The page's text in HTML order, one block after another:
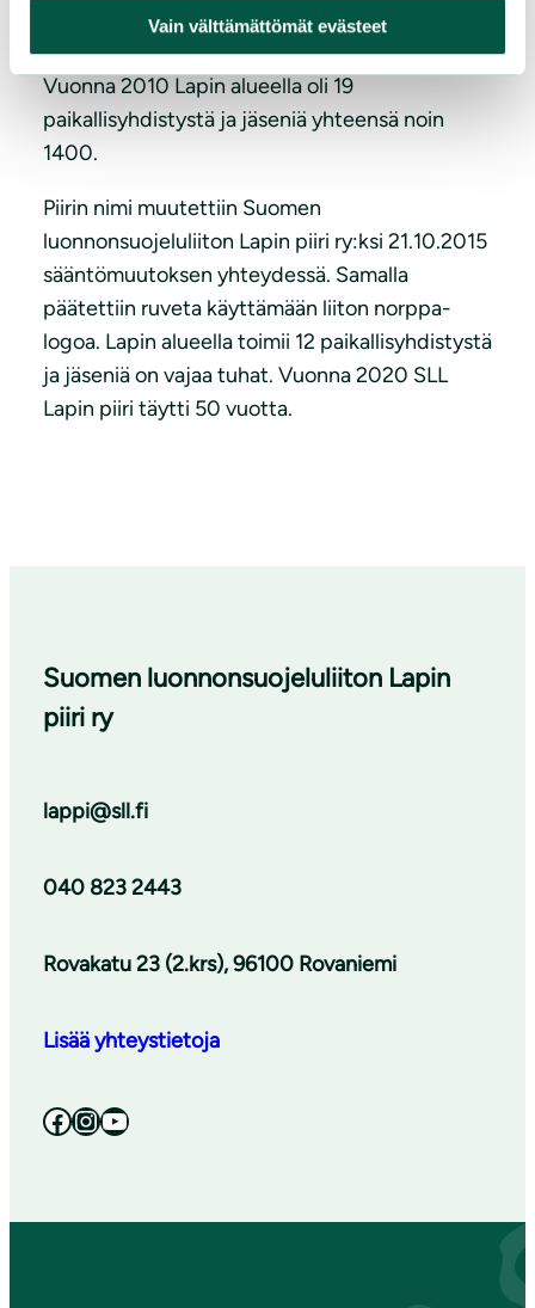
Vain välttämättömät evästeet
vesienhoitosuunnitelmia. Kaivosbuumi tuotti
runsaasti keskustelua ja teetti paljon työtä.
Vuonna 2010 Lapin alueella oli 19
paikallisyhdistystä ja jäseniä yhteensä noin
1400.
Piirin nimi muutettiin Suomen
luonnonsuojeluliiton Lapin piiri ry:ksi 21.10.2015
sääntömuutoksen yhteydessä. Samalla
päätettiin ruveta käyttämään liiton norppa-
logoa. Lapin alueella toimii 12 paikallisyhdistystä
ja jäseniä on vajaa tuhat. Vuonna 2020 SLL
Lapin piiri täytti 50 vuotta.
Suomen luonnonsuojeluliiton Lapin
piiri ry
lappi@sll.fi
040 823 2443
Rovakatu 23 (2.krs), 96100 Rovaniemi
Lisää yhteystietoja
Facebook InstagramYouTube